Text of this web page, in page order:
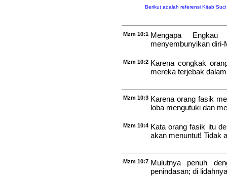
Berikut adalah referensi Kitab
Mzm 10:1 Mengapa
menyembunyikan
Mzm 10:2 Karena congkak
mereka terjebak
Mzm 10:3 Karena orang fasik
loba mengutuki dan
Mzm 10:4 Kata orang fasik itu
akan menuntut! Tidak
Mzm 10:7 Mulutnya penuh
penindasan; di